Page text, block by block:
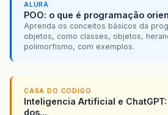
ALURA
POO: o que é programação
Aprenda os conceitos básicos da
objetos, como classes, objetos,
polimorfismo, com exemplos.
CASA DO CODIGO
Inteligencia Artificial e
dos...